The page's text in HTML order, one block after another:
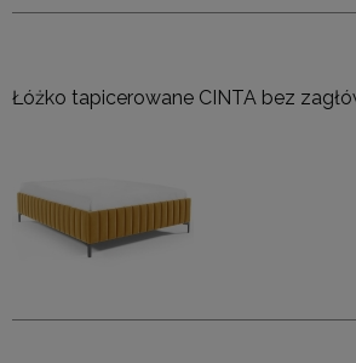
Łóżko tapicerowane CINTA bez